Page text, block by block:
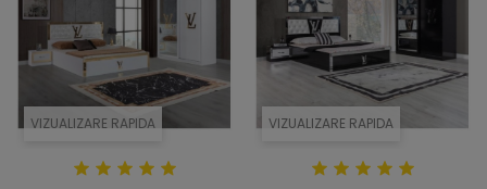
VIZUALIZARE RAPIDA VIZUALIZARE RAPIDA